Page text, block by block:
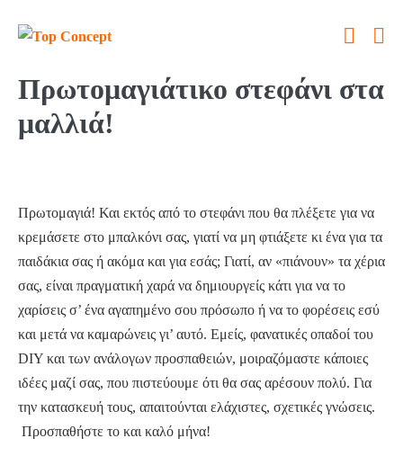
Πρωτομαγιάτικο στεφάνι στα
μαλλιά!
Πρωτομαγιά! Και εκτός από το στεφάνι που θα πλέξετε για να
κρεμάσετε στο μπαλκόνι σας, γιατί να μη φτιάξετε κι ένα για τα
παιδάκια σας ή ακόμα και για εσάς; Γιατί, αν «πιάνουν» τα χέρια
σας, είναι πραγματική χαρά να δημιουργείς κάτι για να το
χαρίσεις σ’ ένα αγαπημένο σου πρόσωπο ή να το φορέσεις εσύ
και μετά να καμαρώνεις γι’ αυτό. Εμείς, φανατικές οπαδοί του
DIY και των ανάλογων προσπαθειών, μοιραζόμαστε κάποιες
ιδέες μαζί σας, που πιστεύουμε ότι θα σας αρέσουν πολύ. Για
την κατασκευή τους, απαιτούνται ελάχιστες, σχετικές γνώσεις.
Προσπαθήστε το και καλό μήνα!